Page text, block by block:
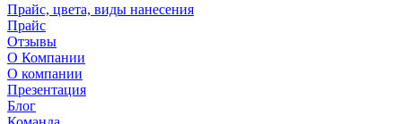
Прайс, цвета, виды нанесения
Прайс
Отзывы
О Компании
О компании
Презентация
Блог